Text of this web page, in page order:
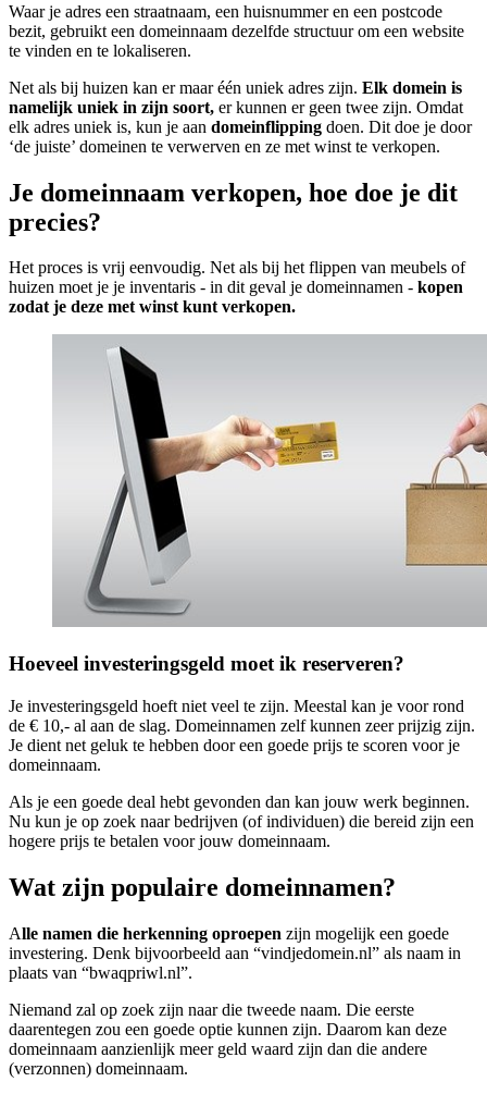
Waar je adres een straatnaam, een huisnummer en een postcode
bezit, gebruikt een domeinnaam dezelfde structuur om een website
te vinden en te lokaliseren.
Net als bij huizen kan er maar één uniek adres zijn. Elk domein is
namelijk uniek in zijn soort, er kunnen er geen twee zijn. Omdat
elk adres uniek is, kun je aan domeinflipping doen. Dit doe je door
‘de juiste’ domeinen te verwerven en ze met winst te verkopen.
Je domeinnaam verkopen, hoe doe je dit
precies?
Het proces is vrij eenvoudig. Net als bij het flippen van meubels of
huizen moet je je inventaris - in dit geval je domeinnamen - kopen
zodat je deze met winst kunt verkopen.
Hoeveel investeringsgeld moet ik reserveren?
Je investeringsgeld hoeft niet veel te zijn. Meestal kan je voor rond
de € 10,- al aan de slag. Domeinnamen zelf kunnen zeer prijzig zijn.
Je dient net geluk te hebben door een goede prijs te scoren voor je
domeinnaam.
Als je een goede deal hebt gevonden dan kan jouw werk beginnen.
Nu kun je op zoek naar bedrijven (of individuen) die bereid zijn een
hogere prijs te betalen voor jouw domeinnaam.
Wat zijn populaire domeinnamen?
Alle namen die herkenning oproepen zijn mogelijk een goede
investering. Denk bijvoorbeeld aan “vindjedomein.nl” als naam in
plaats van “bwaqpriwl.nl”.
Niemand zal op zoek zijn naar die tweede naam. Die eerste
daarentegen zou een goede optie kunnen zijn. Daarom kan deze
domeinnaam aanzienlijk meer geld waard zijn dan die andere
(verzonnen) domeinnaam.